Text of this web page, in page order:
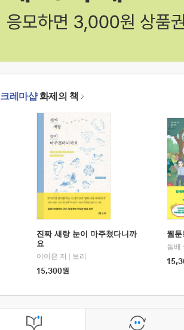
크레마샵화제의 책
진짜 새랑 눈이 마주쳤다니까
요
이이은 저
보리
15,300원
웹
돌배